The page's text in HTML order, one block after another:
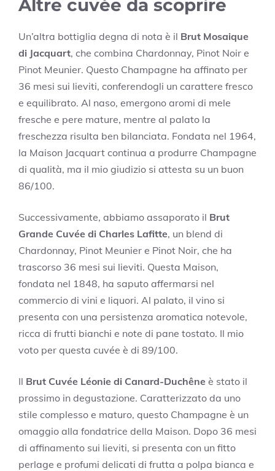
Altre cuvée da scoprire
Un’altra bottiglia degna di nota è il Brut Mosaique
di Jacquart, che combina Chardonnay, Pinot Noir e
Pinot Meunier. Questo Champagne ha affinato per
36 mesi sui lieviti, conferendogli un carattere fresco
e equilibrato. Al naso, emergono aromi di mele
fresche e pere mature, mentre al palato la
freschezza risulta ben bilanciata. Fondata nel 1964,
la Maison Jacquart continua a produrre Champagne
di qualità, ma il mio giudizio si attesta su un buon
86/100.
Successivamente, abbiamo assaporato il Brut
Grande Cuvée di Charles Lafitte, un blend di
Chardonnay, Pinot Meunier e Pinot Noir, che ha
trascorso 36 mesi sui lieviti. Questa Maison,
fondata nel 1848, ha saputo affermarsi nel
commercio di vini e liquori. Al palato, il vino si
presenta con una persistenza aromatica notevole,
ricca di frutti bianchi e note di pane tostato. Il mio
voto per questa cuvée è di 89/100.
Il Brut Cuvée Léonie di Canard-Duchêne è stato il
prossimo in degustazione. Caratterizzato da uno
stile complesso e maturo, questo Champagne è un
omaggio alla fondatrice della Maison. Dopo 36 mesi
di affinamento sui lieviti, si presenta con un fitto
perlage e profumi delicati di frutta a polpa bianca e